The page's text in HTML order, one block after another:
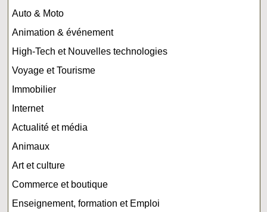
Auto & Moto
Animation & événement
High-Tech et Nouvelles technologies
Voyage et Tourisme
Immobilier
Internet
Actualité et média
Animaux
Art et culture
Commerce et boutique
Enseignement, formation et Emploi